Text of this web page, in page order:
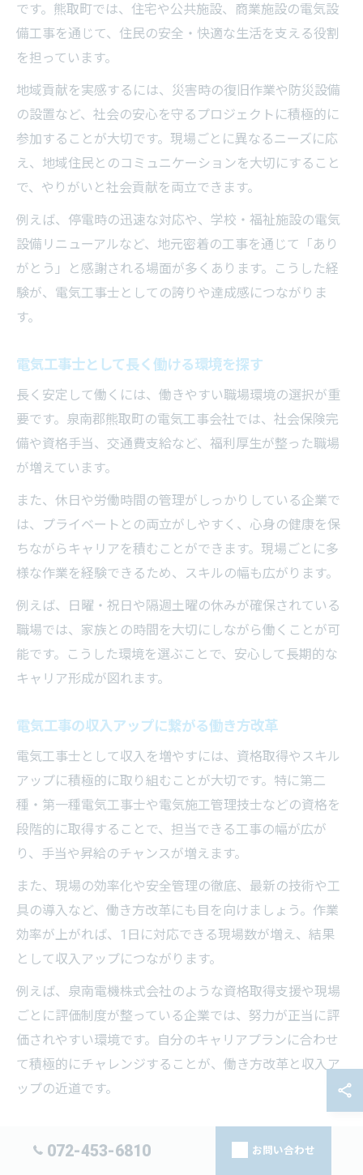
です。熊取町では、住宅や公共施設、商業施設の電気設
備工事を通じて、住民の安全・快適な生活を支える役割
を担っています。
地域貢献を実感するには、災害時の復旧作業や防災設備
の設置など、社会の安心を守るプロジェクトに積極的に
参加することが大切です。現場ごとに異なるニーズに応
え、地域住民とのコミュニケーションを大切にすること
で、やりがいと社会貢献を両立できます。
例えば、停電時の迅速な対応や、学校・福祉施設の電気
設備リニューアルなど、地元密着の工事を通じて「あり
がとう」と感謝される場面が多くあります。こうした経
験が、電気工事士としての誇りや達成感につながりま
す。
電気工事士として長く働ける環境を探す
長く安定して働くには、働きやすい職場環境の選択が重
要です。泉南郡熊取町の電気工事会社では、社会保険完
備や資格手当、交通費支給など、福利厚生が整った職場
が増えています。
また、休日や労働時間の管理がしっかりしている企業で
は、プライベートとの両立がしやすく、心身の健康を保
ちながらキャリアを積むことができます。現場ごとに多
様な作業を経験できるため、スキルの幅も広がります。
例えば、日曜・祝日や隔週土曜の休みが確保されている
職場では、家族との時間を大切にしながら働くことが可
能です。こうした環境を選ぶことで、安心して長期的な
キャリア形成が図れます。
電気工事の収入アップに繋がる働き方改革
電気工事士として収入を増やすには、資格取得やスキル
アップに積極的に取り組むことが大切です。特に第二
種・第一種電気工事士や電気施工管理技士などの資格を
段階的に取得することで、担当できる工事の幅が広が
り、手当や昇給のチャンスが増えます。
また、現場の効率化や安全管理の徹底、最新の技術や工
具の導入など、働き方改革にも目を向けましょう。作業
効率が上がれば、1日に対応できる現場数が増え、結果
として収入アップにつながります。
例えば、泉南電機株式会社のような資格取得支援や現場
ごとに評価制度が整っている企業では、努力が正当に評
価されやすい環境です。自分のキャリアプランに合わせ
て積極的にチャレンジすることが、働き方改革と収入ア
ップの近道です。
072-453-6810 お問い合わせ